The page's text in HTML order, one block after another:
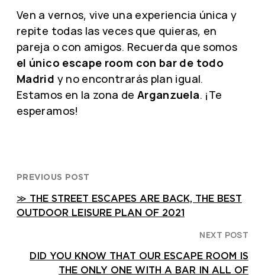
Ven a vernos, vive una experiencia única y
repite todas las veces que quieras, en
pareja o con amigos. Recuerda que somos
el único escape room con bar de todo
Madrid y no encontrarás plan igual.
Estamos en la zona de Arganzuela. ¡Te
esperamos!
PREVIOUS POST
≫ THE STREET ESCAPES ARE BACK, THE BEST
OUTDOOR LEISURE PLAN OF 2021
NEXT POST
DID YOU KNOW THAT OUR ESCAPE ROOM IS
THE ONLY ONE WITH A BAR IN ALL OF